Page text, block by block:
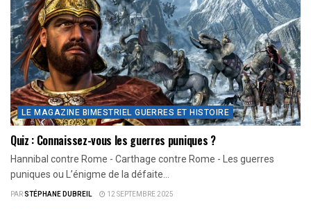
LE MAGAZINE BIMESTRIEL GUERRES ET HISTOIRE
Quiz : Connaissez-vous les guerres puniques ?
Hannibal contre Rome - Carthage contre Rome - Les guerres
puniques ou L’énigme de la défaite...
PARSTÉPHANE DUBREIL 12 SEPTEMBRE 2025